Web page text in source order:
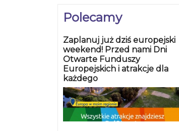
Polecamy
Zaplanuj już dziś europejski
weekend! Przed nami Dni
Otwarte Funduszy
Europejskich i atrakcje dla
każdego